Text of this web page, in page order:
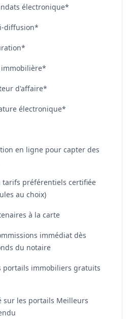
électronique*
diffusion*
d'affaire*
électronique*
en ligne pour capter des
tarifs préférentiels certifiée
au choix)
à la carte
immédiat dès
du notaire
portails immobiliers gratuits
sur les portails Meilleurs